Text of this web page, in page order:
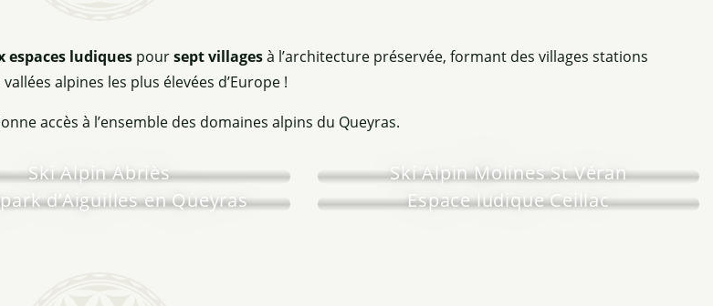
espaces ludiques poursept villagesà l’architecture préservée, formant des villages stations
alpines les plus élevées d’Europe !
accès à l’ensemble des domaines alpins du Queyras.
Ski Alpin Abriès
Ski Alpin Molines St Véran
d’Aiguilles en Queyras Espace ludique Ceillac